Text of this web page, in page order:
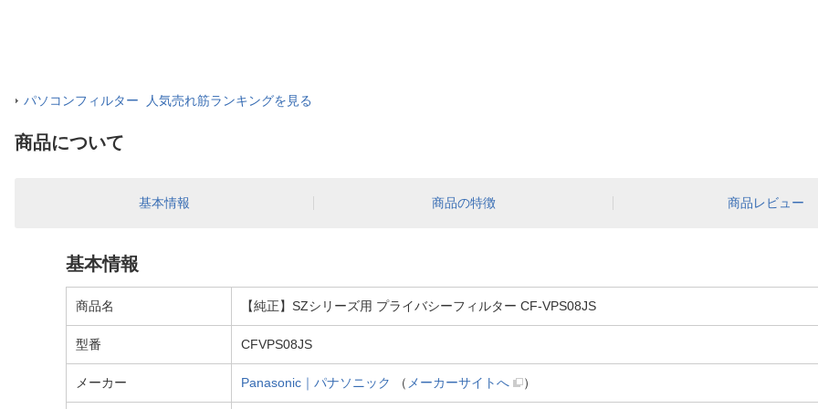
パソコンフィルター 人気売れ筋ランキングを見る
商品について
基本情報 商品の特徴 商品レビュー
基本情報
商品名 【純正】SZシリーズ用 プライバシーフィルター CF-VPS08JS
型番 CFVPS08JS
メーカー Panasonic｜パナソニック （ メーカーサイトへ ）